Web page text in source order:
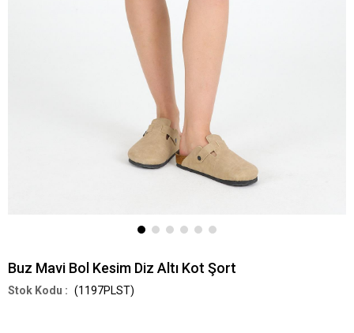
Buz Mavi Bol Kesim Diz Altı Kot Şort
(1197PLST)